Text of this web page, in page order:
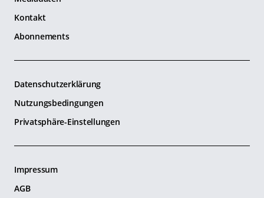
Kontakt
Abonnements
Datenschutzerklärung
Nutzungsbedingungen
Privatsphäre-Einstellungen
Impressum
AGB